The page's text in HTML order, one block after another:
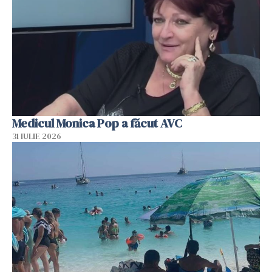
Medicul Monica Pop a făcut AVC
31 IULIE 2026